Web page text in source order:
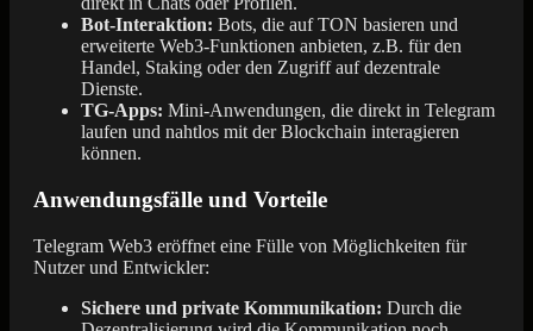
Bot-Interaktion: Bots, die auf TON basieren und
erweiterte Web3-Funktionen anbieten, z.B. für den
Handel, Staking oder den Zugriff auf dezentrale
Dienste.
TG-Apps: Mini-Anwendungen, die direkt in Telegram
laufen und nahtlos mit der Blockchain interagieren
können.
Anwendungsfälle und Vorteile
Telegram Web3 eröffnet eine Fülle von Möglichkeiten für
Nutzer und Entwickler:
Sichere und private Kommunikation: Durch die